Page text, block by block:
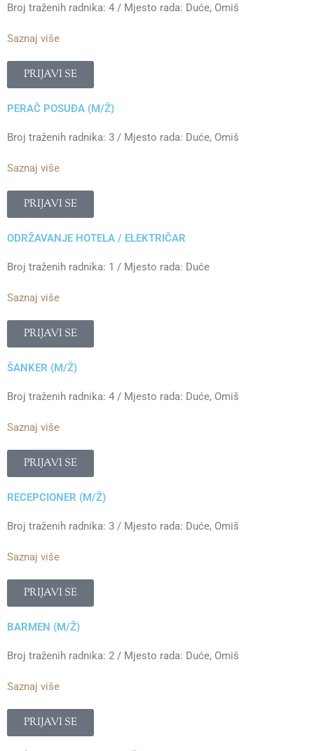
Broj traženih radnika: 4 / Mjesto rada: Duće, Omiš
Saznaj više
PRIJAVI SE
PERAČ POSUĐA (M/Ž)
Broj traženih radnika: 3 / Mjesto rada: Duće, Omiš
Saznaj više
PRIJAVI SE
ODRŽAVANJE HOTELA / ELEKTRIČAR
Broj traženih radnika: 1 / Mjesto rada: Duće
Saznaj više
PRIJAVI SE
ŠANKER (M/Ž)
Broj traženih radnika: 4 / Mjesto rada: Duće, Omiš
Saznaj više
PRIJAVI SE
RECEPCIONER (M/Ž)
Broj traženih radnika: 3 / Mjesto rada: Duće, Omiš
Saznaj više
PRIJAVI SE
BARMEN (M/Ž)
Broj traženih radnika: 2 / Mjesto rada: Duće, Omiš
Saznaj više
PRIJAVI SE